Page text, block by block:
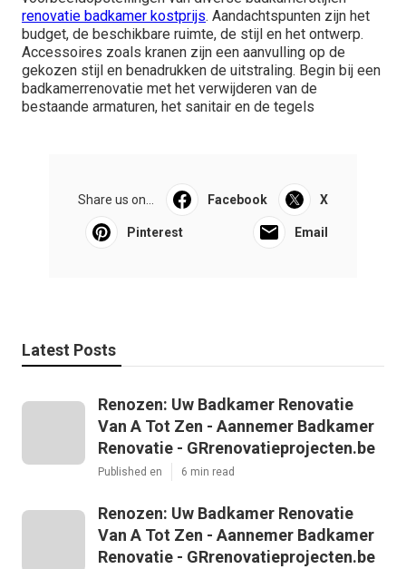
renovatie badkamer kostprijs. Aandachtspunten zijn het
budget, de beschikbare ruimte, de stijl en het ontwerp.
Accessoires zoals kranen zijn een aanvulling op de
gekozen stijl en benadrukken de uitstraling. Begin bij een
badkamerrenovatie met het verwijderen van de
bestaande armaturen, het sanitair en de tegels
Share us on... Facebook X
Pinterest Email
Latest Posts
Renozen: Uw Badkamer Renovatie
Van A Tot Zen - Aannemer Badkamer
Renovatie - GRrenovatieprojecten.be
Published en 6 min read
Renozen: Uw Badkamer Renovatie
Van A Tot Zen - Aannemer Badkamer
Renovatie - GRrenovatieprojecten.be